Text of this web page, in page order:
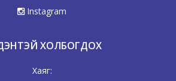
Instagram
ХОЛБОГДОХ
Хаяг: